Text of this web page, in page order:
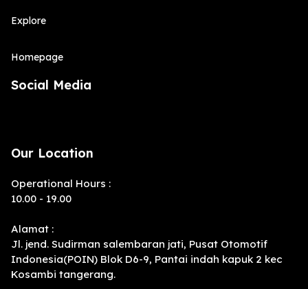
Explore
Homepage
Social Media
Our Location
Operational Hours :
10.00 - 19.00
Alamat :
Jl. jend. Sudirman salembaran jati, Pusat Otomotif
Indonesia(POIN) Blok D6-9, Pantai indah kapuk 2 kec
Kosambi tangerang.